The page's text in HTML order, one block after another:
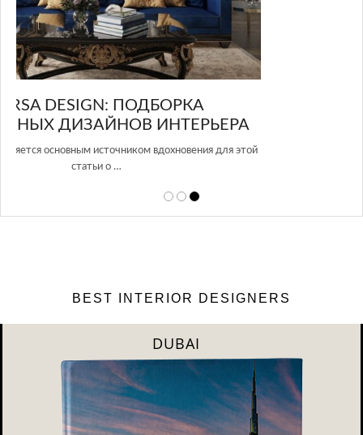
GLAZOV DESIGN GROUP – УНИКАЛЬНЫЙ
ПОДХОД К ДИЗАЙНУ
Glazov Design Group- это одна из лучших студий дизайна интерьера
BEST INTERIOR DESIGNERS
DUBAI